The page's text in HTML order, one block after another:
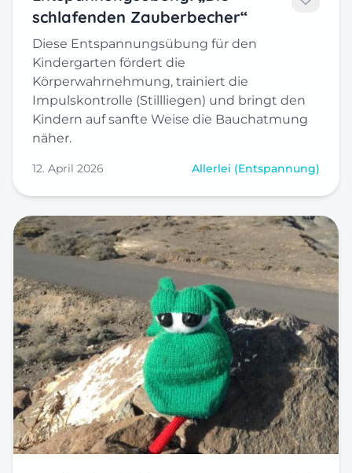
schlafenden Zauberbecher“
Diese Entspannungsübung für den
Kindergarten fördert die
Körperwahrnehmung, trainiert die
Impulskontrolle (Stillliegen) und bringt den
Kindern auf sanfte Weise die Bauchatmung
näher.
12. April 2026 Allerlei (Entspannung)